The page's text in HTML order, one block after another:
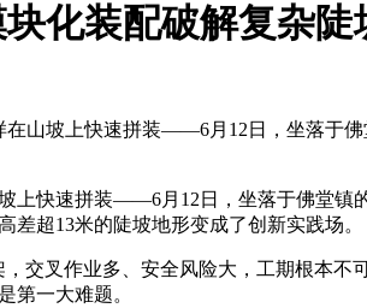
化装配破解复杂陡
山坡上快速拼装——6月12日，坐落于
上快速拼装——6月12日，坐落于佛堂镇
超13米的陡坡地形变成了创新实践场。
交叉作业多、安全风险大，工期根本
第一大难题。